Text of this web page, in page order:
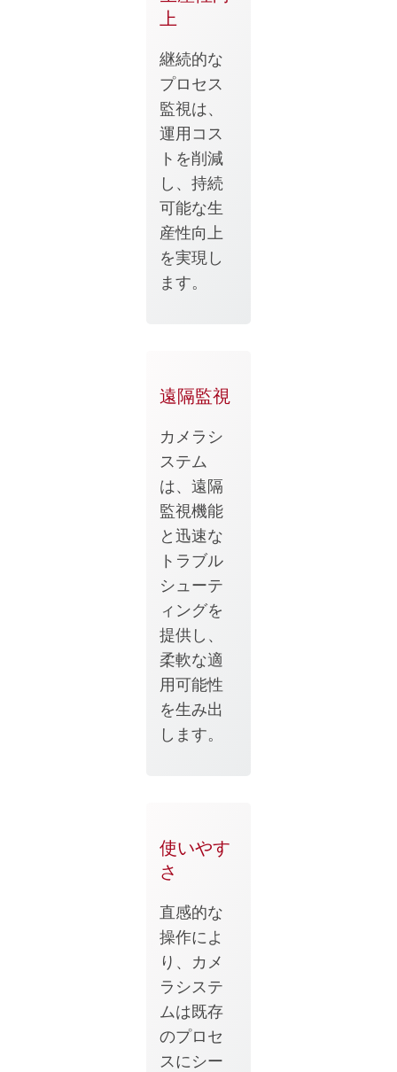
上
継続的な
プロセス
監視は、
運用コス
トを削減
し、持続
可能な生
産性向上
を実現し
ます。
遠隔監視
カメラシ
ステム
は、遠隔
監視機能
と迅速な
トラブル
シューテ
ィングを
提供し、
柔軟な適
用可能性
を生み出
します。
使いやす
さ
直感的な
操作によ
り、カメ
ラシステ
ムは既存
のプロセ
スにシー